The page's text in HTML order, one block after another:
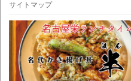
サイトマップ